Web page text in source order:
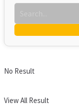
No Result
View All Result